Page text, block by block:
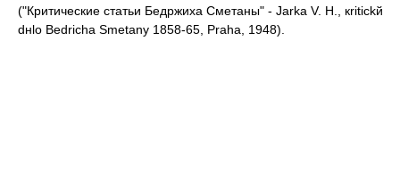
("Критические статьи Бедржиха Сметаны" - Jarka V. H., кritickй
dнlo Bedricha Smetany 1858-65, Praha, 1948).